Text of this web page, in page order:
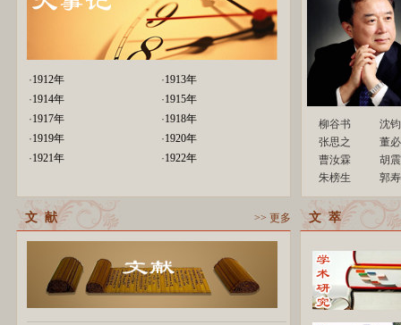
·1912年 ·1913年
·1914年 ·1915年
·1917年 ·1918年
·1919年 ·1920年
·1921年 ·1922年
柳谷书
沈
张思之
董
曹汝霖
胡震
朱榜生
郭
文 献 >> 更多 文 萃